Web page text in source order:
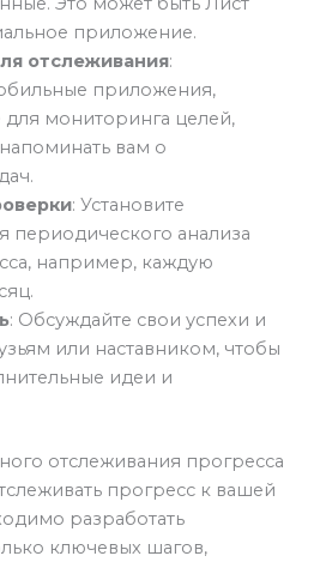
приложение.
отслеживания:
приложения,
для мониторинга целей,
вам о
: Установите
периодического анализа
например, каждую
: Обсуждайте свои успехи и
или наставником, чтобы
идеи и
отслеживания прогресса
прогресс к вашей
разработать
ключевых шагов,